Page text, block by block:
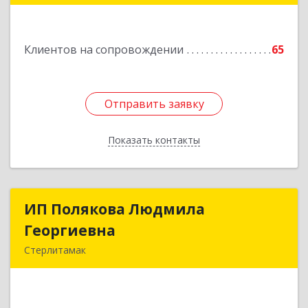
Клиентов на сопровождении 65
Отправить заявку
Показать контакты
Отправить заявку
Назад
ИП Полякова Людмила
Георгиевна
Стерлитамак
ИП Полякова Людмила